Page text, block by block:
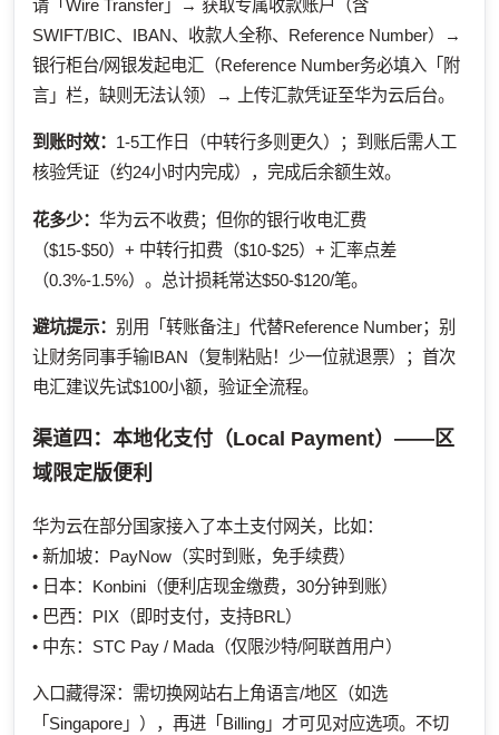
请「Wire Transfer」→ 获取专属收款账户（含
SWIFT/BIC、IBAN、收款人全称、Reference Number）→
银行柜台/网银发起电汇（Reference Number务必填入「附
言」栏，缺则无法认领）→ 上传汇款凭证至华为云后台。
到账时效： 1-5工作日（中转行多则更久）；到账后需人工
核验凭证（约24小时内完成），完成后余额生效。
花多少： 华为云不收费；但你的银行收电汇费
（$15-$50）+ 中转行扣费（$10-$25）+ 汇率点差
（0.3%-1.5%）。总计损耗常达$50-$120/笔。
避坑提示： 别用「转账备注」代替Reference Number；别
让财务同事手输IBAN（复制粘贴！少一位就退票）；首次
电汇建议先试$100小额，验证全流程。
渠道四：本地化支付（Local Payment）——区
域限定版便利
华为云在部分国家接入了本土支付网关，比如：
• 新加坡：PayNow（实时到账，免手续费）
• 日本：Konbini（便利店现金缴费，30分钟到账）
• 巴西：PIX（即时支付，支持BRL）
• 中东：STC Pay / Mada（仅限沙特/阿联酋用户）
入口藏得深：需切换网站右上角语言/地区（如选
「Singapore」），再进「Billing」才可见对应选项。不切